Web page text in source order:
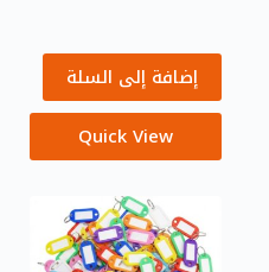
إضافة إلى السلة
Quick View